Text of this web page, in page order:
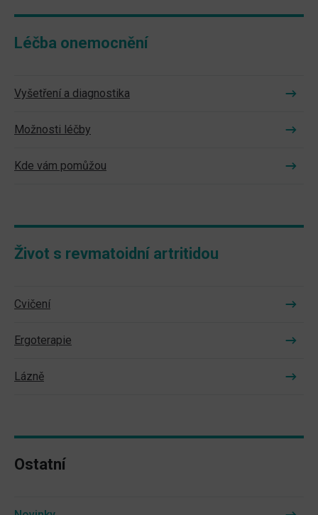
Léčba onemocnění
Vyšetření a diagnostika
Možnosti léčby
Kde vám pomůžou
Život s revmatoidní artritidou
Cvičení
Ergoterapie
Lázně
Ostatní